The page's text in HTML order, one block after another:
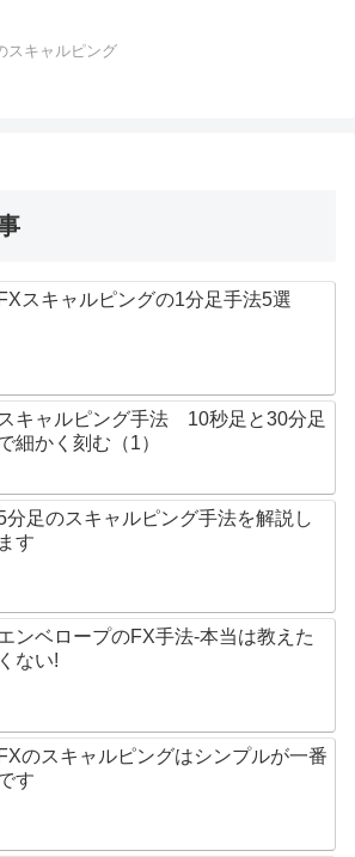
スキャルピング
FXスキャルピングの1分足手法5選
スキャルピング手法 10秒足と30分足
細かく刻む（1）
分足のスキャルピング手法を解説し
ます
ンベロープのFX手法-本当は教えた
くない!
FXのスキャルピングはシンプルが一番
す